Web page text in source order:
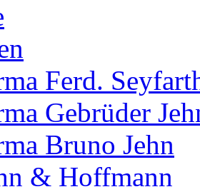
Ferd.
Gebrüder
Bruno Jehn
& Hoffmann